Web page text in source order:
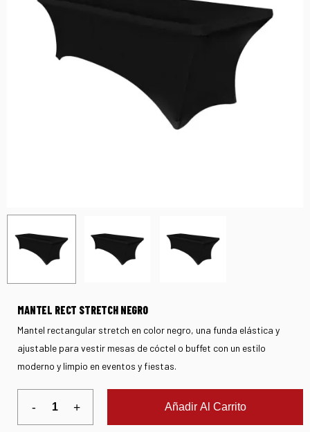
MANTEL RECT STRETCH NEGRO
Mantel rectangular stretch en color negro, una funda elástica y
ajustable para vestir mesas de cóctel o buffet con un estilo
moderno y limpio en eventos y fiestas.
Añadir Al Carrito